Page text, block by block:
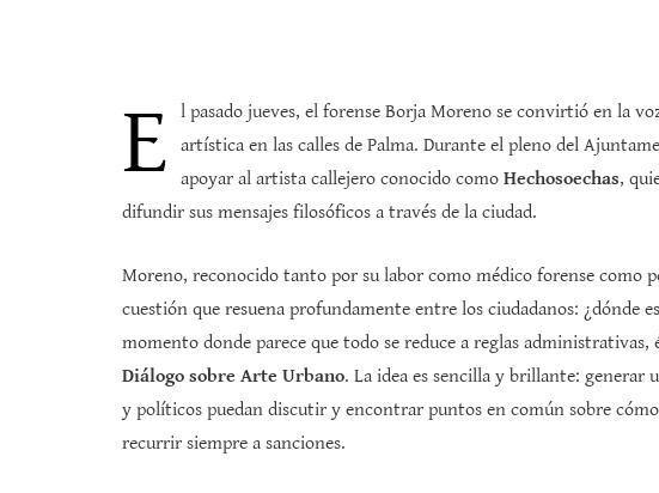
E
l pasado jueves, el forense Borja Moreno se convirtió en la
artística en las calles de Palma. Durante el pleno del
apoyar al artista callejero conocido como Hechosoechas,
difundir sus mensajes filosóficos a través de la ciudad.
Moreno, reconocido tanto por su labor como médico forense como
cuestión que resuena profundamente entre los ciudadanos: ¿dónde
momento donde parece que todo se reduce a reglas administrativas,
Diálogo sobre Arte Urbano. La idea es sencilla y brillante: generar
y políticos puedan discutir y encontrar puntos en común sobre
recurrir siempre a sanciones.